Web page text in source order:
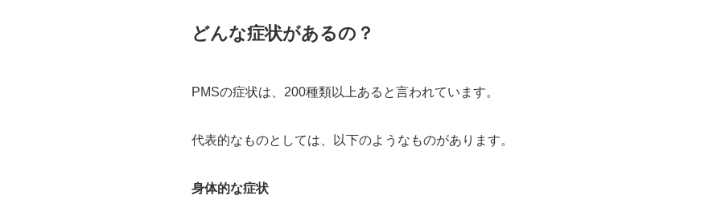
どんな症状があるの？
PMSの症状は、200種類以上あると言われています。
代表的なものとしては、以下のようなものがあります。
身体的な症状